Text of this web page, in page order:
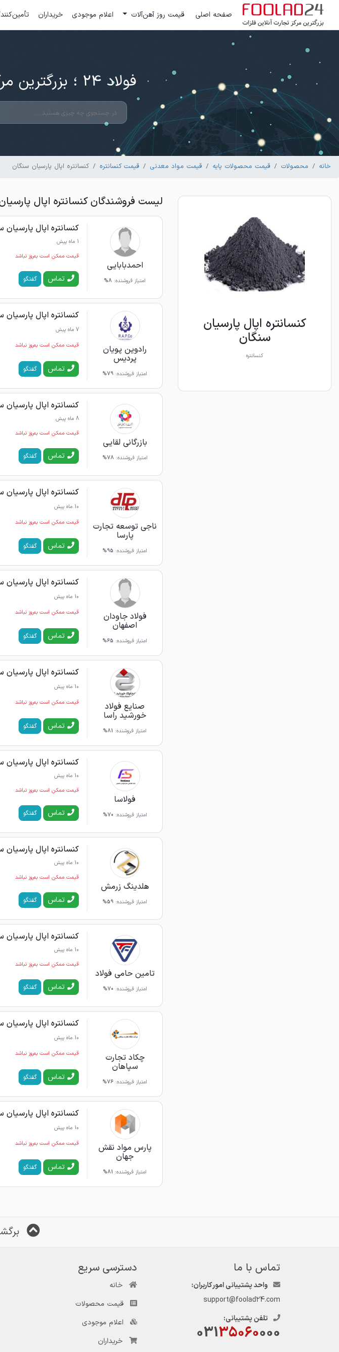
صفحه اصلی قیمت روز آهن‌آلات اعلام موجودی خریداران
فولاد 24 ؛ بزرگترین مرکز تجارت آنلاین فلزات
خانه محصولات قیمت محصولات پایه قیمت مواد معدنی قیمت کنسانتره کنسانتره اپال پارسیان سنگان
کنسانتره اپال پارسیان
سنگان
کنسانتره
لیست فروشندگان کنسانتره اپال
احمدبابایی
امتیاز فروشنده: 8%
کنسانتره اپال پارسیان
1 ماه پیش
قیمت ممکن است به‌روز نباشد
تماس گفتگو
رادوین پویان
پردیس
امتیاز فروشنده: 79%
کنسانتره اپال پارسیان
7 ماه پیش
قیمت ممکن است به‌روز نباشد
تماس گفتگو
بازرگانی لقایی
امتیاز فروشنده: 78%
کنسانتره اپال پارسیان
8 ماه پیش
قیمت ممکن است به‌روز نباشد
تماس گفتگو
ناجی توسعه تجارت
پارسا
امتیاز فروشنده: 95%
کنسانتره اپال پارسیان
10 ماه پیش
قیمت ممکن است به‌روز نباشد
تماس گفتگو
فولاد جاودان
اصفهان
امتیاز فروشنده: 65%
کنسانتره اپال پارسیان
10 ماه پیش
قیمت ممکن است به‌روز نباشد
تماس گفتگو
صنایع فولاد
خورشید راسا
امتیاز فروشنده: 81%
کنسانتره اپال پارسیان
10 ماه پیش
قیمت ممکن است به‌روز نباشد
تماس گفتگو
فولاسا
امتیاز فروشنده: 70%
کنسانتره اپال پارسیان
10 ماه پیش
قیمت ممکن است به‌روز نباشد
تماس گفتگو
هلدینگ زرمش
امتیاز فروشنده: 59%
کنسانتره اپال پارسیان
10 ماه پیش
قیمت ممکن است به‌روز نباشد
تماس گفتگو
تامین حامی فولاد
امتیاز فروشنده: 70%
کنسانتره اپال پارسیان
10 ماه پیش
قیمت ممکن است به‌روز نباشد
تماس گفتگو
چکاد تجارت
سپاهان
امتیاز فروشنده: 76%
کنسانتره اپال پارسیان
10 ماه پیش
قیمت ممکن است به‌روز نباشد
تماس گفتگو
پارس مواد نقش
جهان
امتیاز فروشنده: 81%
کنسانتره اپال پارسیان
10 ماه پیش
قیمت ممکن است به‌روز نباشد
تماس گفتگو
تماس با ما
واحد پشتیبانی امور کاربران:
support@foolad24.com
تلفن پشتیبانی:
03135060000
دسترسی سریع
خانه
قیمت محصولات
اعلام موجودی
خریداران